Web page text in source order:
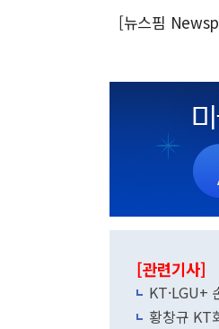
[뉴스핌
[관련기사]
KT·LGU+
황창규 KT